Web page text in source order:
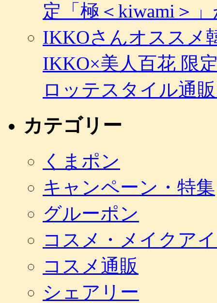
定「極＜kiwami＞
IKKOさんオススメ
IKKO×美人百花 限
ロッテスタイル通
カテゴリー
くまポン
キャンペーン・特集
グルーポン
コスメ・メイクア
コスメ通販
シェアリー